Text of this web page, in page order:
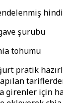
şurubu
tohumu
pratik
girenler için